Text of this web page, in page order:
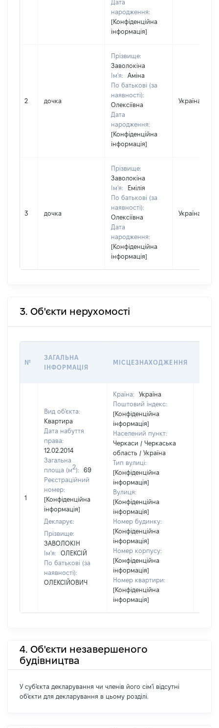
Дата
народження:
[Конфіденційна
інформація]
2 дочка
Прізвище:
Заволокіна
Ім'я:
Аміна
По батькові (за
наявності):
Олексіївна
Дата
народження:
[Конфіденційна
інформація]
Україна
3 дочка
Прізвище:
Заволокіна
Ім'я:
Емілія
По батькові (за
наявності):
Олексіївна
Дата
народження:
[Конфіденційна
інформація]
Україна
3. Об'єкти нерухомості
№
ЗАГАЛЬНА
ІНФОРМАЦІЯ
МІСЦЕЗНАХОДЖЕННЯ
1
Вид об'єкта:
Квартира
Дата набуття
права:
12.02.2014
Загальна
площа (м2):
69
Реєстраційний
номер:
[Конфіденційна
інформація]
Декларує:
Прізвище:
ЗАВОЛОКІН
Ім'я:
ОЛЕКСІЙ
По батькові (за
наявності):
ОЛЕКСІЙОВИЧ
Країна:
Україна
Поштовий індекс:
[Конфіденційна
інформація]
Населений пункт:
Черкаси / Черкаська
область / Україна
Тип вулиці:
[Конфіденційна
інформація]
Вулиця:
[Конфіденційна
інформація]
Номер будинку:
[Конфіденційна
інформація]
Номер корпусу:
[Конфіденційна
інформація]
Номер квартири:
[Конфіденційна
інформація]
4. Об'єкти незавершеного
будівництва
У суб'єкта декларування чи членів його сім'ї відсутні
об'єкти для декларування в цьому розділі.